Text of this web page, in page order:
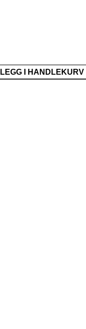
LEGG I HANDLEKURV